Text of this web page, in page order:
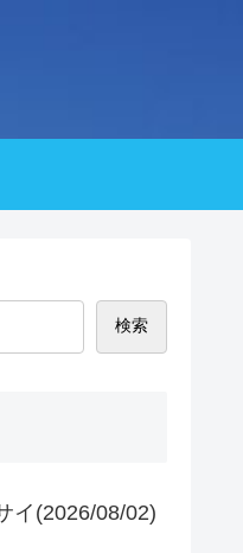
検索
イ(2026/08/02)